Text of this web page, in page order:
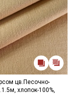
цв.Песочно-
хлопок-100%,